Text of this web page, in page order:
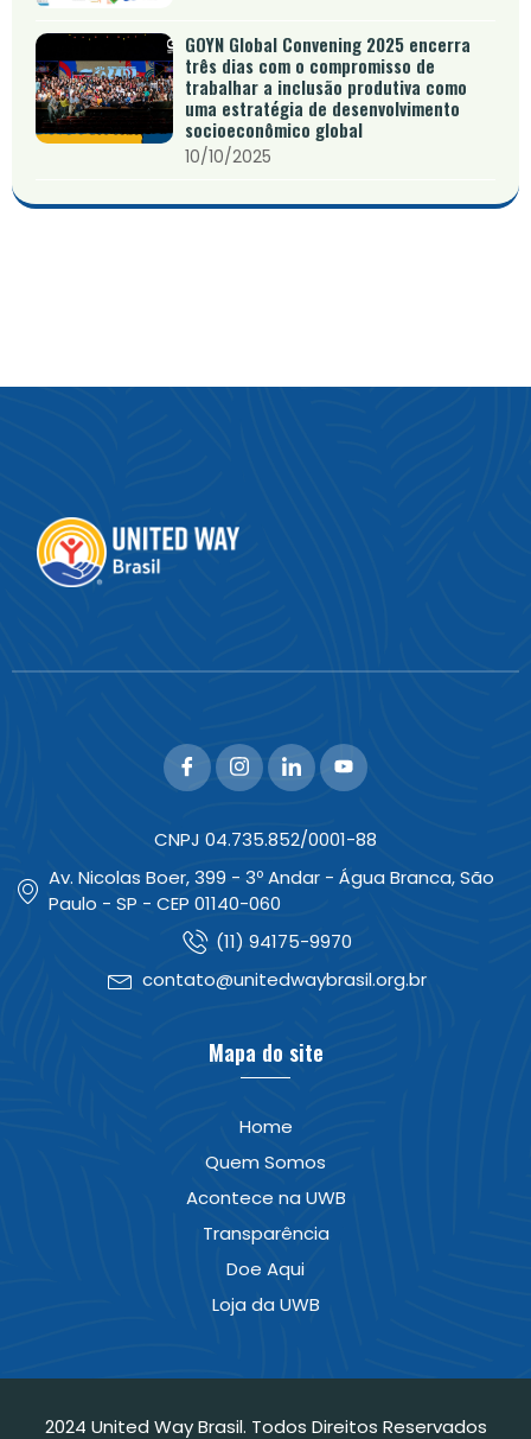
GOYN Global Convening 2025 encerra
três dias com o compromisso de
trabalhar a inclusão produtiva como
uma estratégia de desenvolvimento
socioeconômico global
10/10/2025
CNPJ 04.735.852/0001-88
Av. Nicolas Boer, 399 - 3º Andar - Água Branca, São
Paulo - SP - CEP 01140-060
(11) 94175-9970
contato@unitedwaybrasil.org.br
Mapa do site
Home
Quem Somos
Acontece na UWB
Transparência
Doe Aqui
Loja da UWB
2024 United Way Brasil. Todos Direitos Reservados